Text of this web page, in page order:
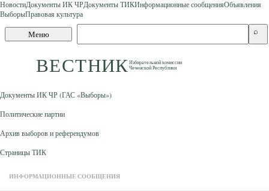
Skip to content
НовостиДокументы ИК ЧРДокументы ТИКИнформационные сообщенияОбъявления
ВыборыПравовая культура
Меню
ВЕСТНИКИзбирательной комиссии
Чеченской Республики
сайту
⌕
Документы ИК ЧР (ГАС «Выборы»)
Политические партии
Архив выборов и референдумов
Страницы ТИК
ИНФОРМАЦИОННЫЕ СООБЩЕНИЯ